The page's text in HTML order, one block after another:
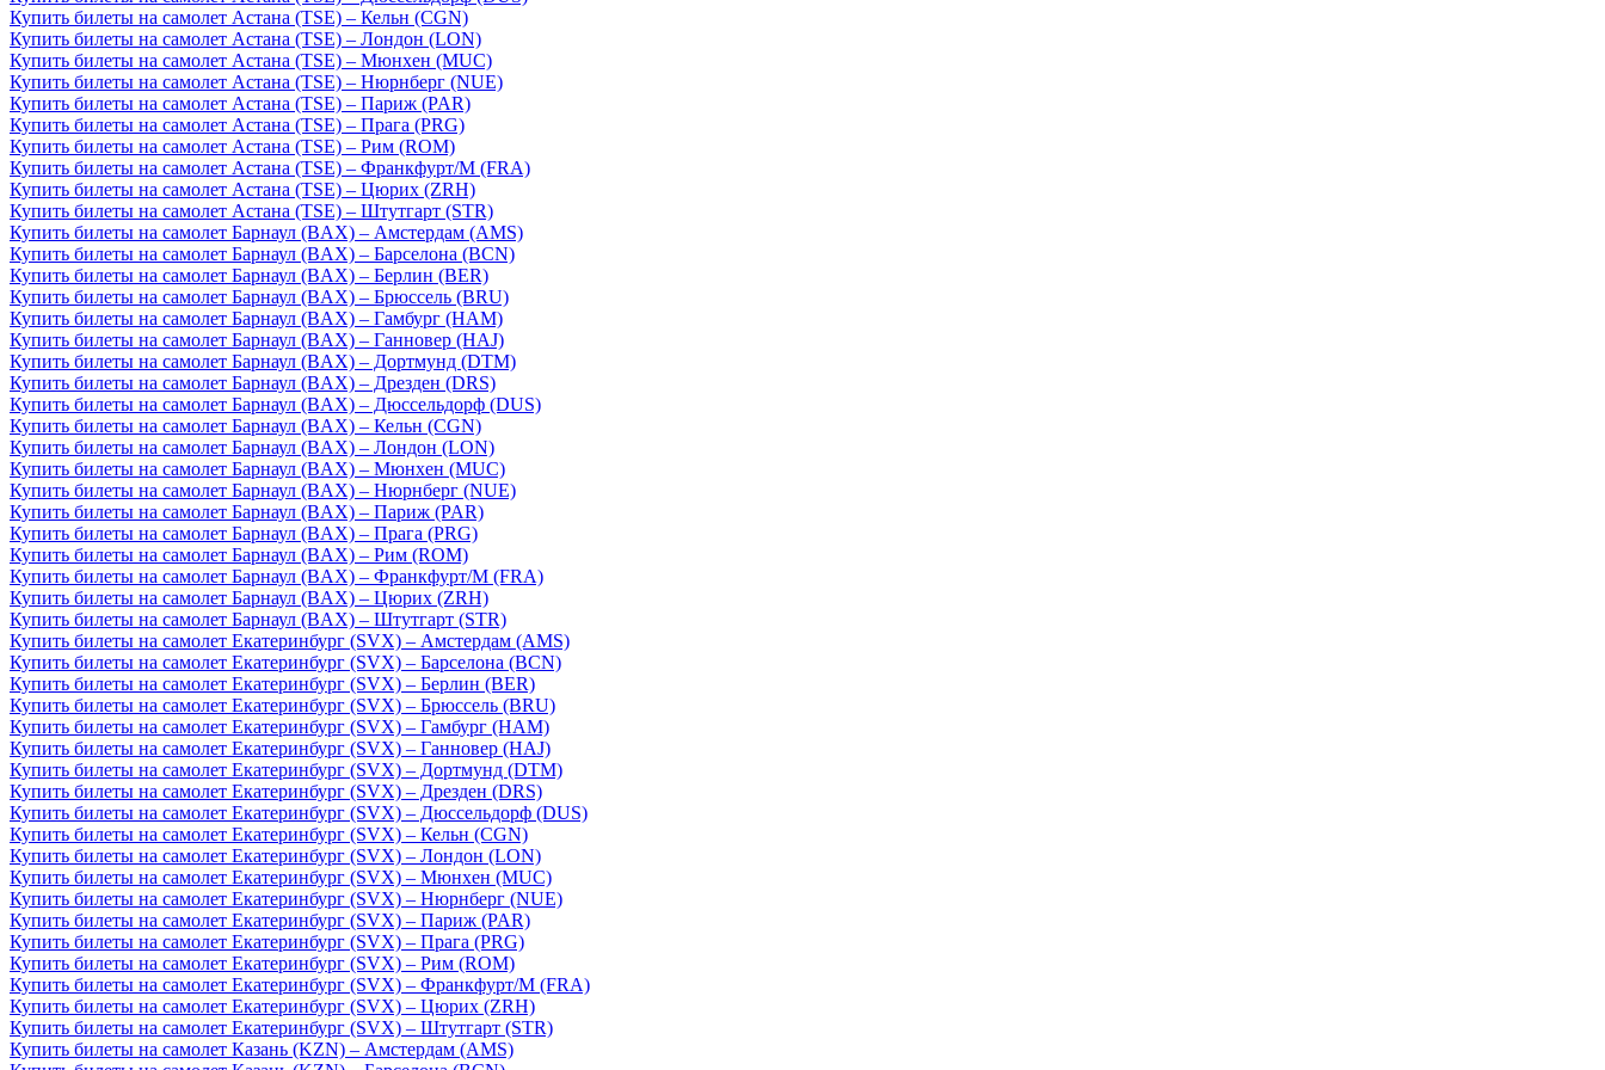
Купить билеты на самолет Астана (TSE) – Кельн (CGN)
Купить билеты на самолет Астана (TSE) – Лондон (LON)
Купить билеты на самолет Астана (TSE) – Мюнхен (MUC)
Купить билеты на самолет Астана (TSE) – Нюрнберг (NUE)
Купить билеты на самолет Астана (TSE) – Париж (PAR)
Купить билеты на самолет Астана (TSE) – Прага (PRG)
Купить билеты на самолет Астана (TSE) – Рим (ROM)
Купить билеты на самолет Астана (TSE) – Франкфурт/М (FRA)
Купить билеты на самолет Астана (TSE) – Цюрих (ZRH)
Купить билеты на самолет Астана (TSE) – Штутгарт (STR)
Купить билеты на самолет Барнаул (BAX) – Амстердам (AMS)
Купить билеты на самолет Барнаул (BAX) – Барселона (BCN)
Купить билеты на самолет Барнаул (BAX) – Берлин (BER)
Купить билеты на самолет Барнаул (BAX) – Брюссель (BRU)
Купить билеты на самолет Барнаул (BAX) – Гамбург (HAM)
Купить билеты на самолет Барнаул (BAX) – Ганновер (HAJ)
Купить билеты на самолет Барнаул (BAX) – Дортмунд (DTM)
Купить билеты на самолет Барнаул (BAX) – Дрезден (DRS)
Купить билеты на самолет Барнаул (BAX) – Дюссельдорф (DUS)
Купить билеты на самолет Барнаул (BAX) – Кельн (CGN)
Купить билеты на самолет Барнаул (BAX) – Лондон (LON)
Купить билеты на самолет Барнаул (BAX) – Мюнхен (MUC)
Купить билеты на самолет Барнаул (BAX) – Нюрнберг (NUE)
Купить билеты на самолет Барнаул (BAX) – Париж (PAR)
Купить билеты на самолет Барнаул (BAX) – Прага (PRG)
Купить билеты на самолет Барнаул (BAX) – Рим (ROM)
Купить билеты на самолет Барнаул (BAX) – Франкфурт/М (FRA)
Купить билеты на самолет Барнаул (BAX) – Цюрих (ZRH)
Купить билеты на самолет Барнаул (BAX) – Штутгарт (STR)
Купить билеты на самолет Екатеринбург (SVX) – Амстердам (AMS)
Купить билеты на самолет Екатеринбург (SVX) – Барселона (BCN)
Купить билеты на самолет Екатеринбург (SVX) – Берлин (BER)
Купить билеты на самолет Екатеринбург (SVX) – Брюссель (BRU)
Купить билеты на самолет Екатеринбург (SVX) – Гамбург (HAM)
Купить билеты на самолет Екатеринбург (SVX) – Ганновер (HAJ)
Купить билеты на самолет Екатеринбург (SVX) – Дортмунд (DTM)
Купить билеты на самолет Екатеринбург (SVX) – Дрезден (DRS)
Купить билеты на самолет Екатеринбург (SVX) – Дюссельдорф (DUS)
Купить билеты на самолет Екатеринбург (SVX) – Кельн (CGN)
Купить билеты на самолет Екатеринбург (SVX) – Лондон (LON)
Купить билеты на самолет Екатеринбург (SVX) – Мюнхен (MUC)
Купить билеты на самолет Екатеринбург (SVX) – Нюрнберг (NUE)
Купить билеты на самолет Екатеринбург (SVX) – Париж (PAR)
Купить билеты на самолет Екатеринбург (SVX) – Прага (PRG)
Купить билеты на самолет Екатеринбург (SVX) – Рим (ROM)
Купить билеты на самолет Екатеринбург (SVX) – Франкфурт/М (FRA)
Купить билеты на самолет Екатеринбург (SVX) – Цюрих (ZRH)
Купить билеты на самолет Екатеринбург (SVX) – Штутгарт (STR)
Купить билеты на самолет Казань (KZN) – Амстердам (AMS)